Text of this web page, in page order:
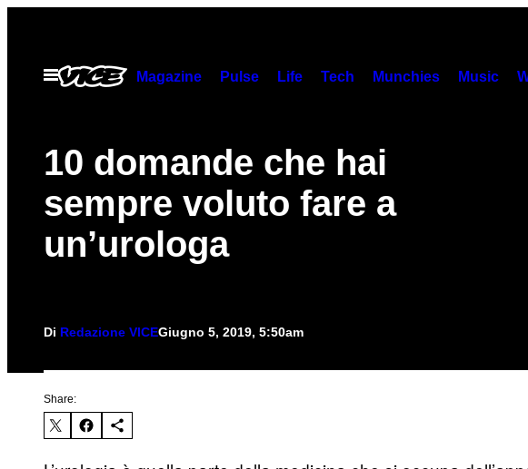
contenuto
Apri
Magazine Pulse Life Tech Munchies Music
10 domande che hai
sempre voluto fare a
un’urologa
Di Redazione VICEGiugno 5, 2019, 5:50am
Share: